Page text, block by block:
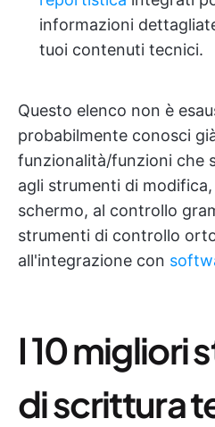
informazioni
tuoi contenuti tecnici.
Questo elenco non è
probabilmente conosci
funzionalità/funzioni che
agli strumenti di
schermo, al controllo
strumenti di controllo
all'integrazione con
I 10 migliori
di scrittura